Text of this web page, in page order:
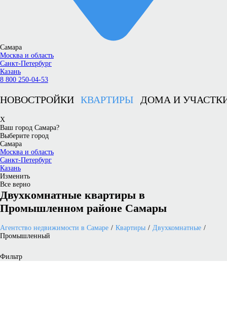
Самара
Москва и область
Санкт-Петербург
Казань
8 800 250-04-53
НОВОСТРОЙКИ КВАРТИРЫ ДОМА И
X
Ваш город Самара?
Выберите город
Самара
Москва и область
Санкт-Петербург
Казань
Изменить
Все верно
Двухкомнатные квартиры в
Промышленном районе Самары
Агентство недвижимости в Самаре Квартиры
Двухкомнатные
Промышленный
Фильтр